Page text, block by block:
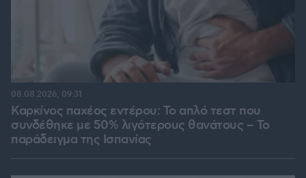
Καρκίνος παχέος εντέρου: Το απλό τεστ που
συνδέθηκε με 50% λιγότερους θανάτους – Το
παράδειγμα της Ισπανίας
08.08.2026, 09:31